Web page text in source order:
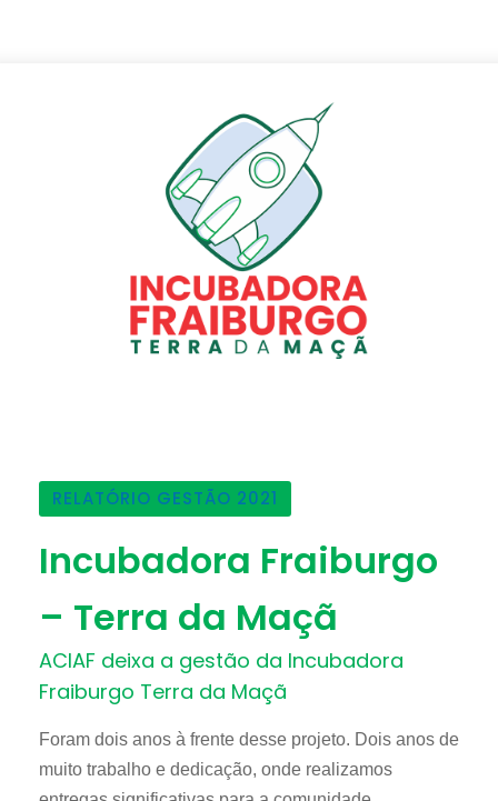
RELATÓRIO GESTÃO 2021
Incubadora Fraiburgo
– Terra da Maçã
ACIAF deixa a gestão da Incubadora
Fraiburgo Terra da Maçã
Foram dois anos à frente desse projeto. Dois anos de
muito trabalho e dedicação, onde realizamos